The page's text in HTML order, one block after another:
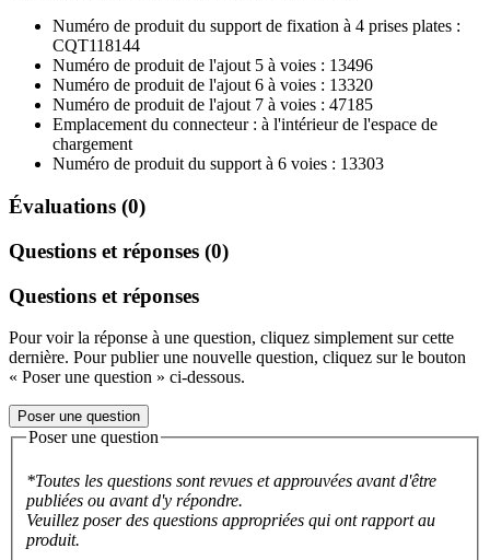
Numéro de produit du support de fixation à 4 prises plates :
CQT118144
Numéro de produit de l'ajout 5 à voies : 13496
Numéro de produit de l'ajout 6 à voies : 13320
Numéro de produit de l'ajout 7 à voies : 47185
Emplacement du connecteur : à l'intérieur de l'espace de
chargement
Numéro de produit du support à 6 voies : 13303
Évaluations (0)
Questions et réponses (0)
Questions et réponses
Pour voir la réponse à une question, cliquez simplement sur cette
dernière. Pour publier une nouvelle question, cliquez sur le bouton
« Poser une question » ci-dessous.
Poser une question
Poser une question
*Toutes les questions sont revues et approuvées avant d'être
publiées ou avant d'y répondre.
Veuillez poser des questions appropriées qui ont rapport au
produit.